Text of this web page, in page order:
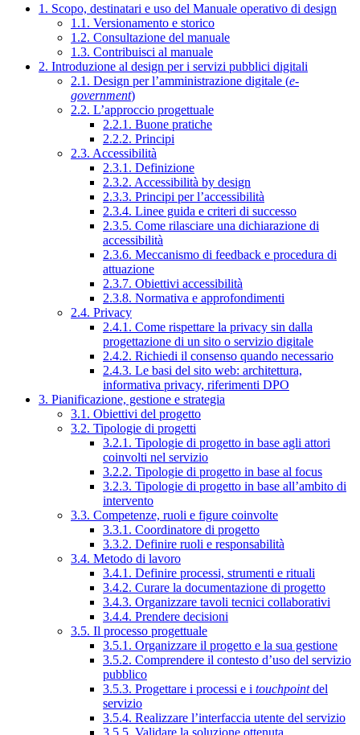
1. Scopo, destinatari e uso del Manuale operativo di design
1.1. Versionamento e storico
1.2. Consultazione del manuale
1.3. Contribuisci al manuale
2. Introduzione al design per i servizi pubblici digitali
2.1. Design per l’amministrazione digitale (e-
government)
2.2. L’approccio progettuale
2.2.1. Buone pratiche
2.2.2. Principi
2.3. Accessibilità
2.3.1. Definizione
2.3.2. Accessibilità by design
2.3.3. Principi per l’accessibilità
2.3.4. Linee guida e criteri di successo
2.3.5. Come rilasciare una dichiarazione di
accessibilità
2.3.6. Meccanismo di feedback e procedura di
attuazione
2.3.7. Obiettivi accessibilità
2.3.8. Normativa e approfondimenti
2.4. Privacy
2.4.1. Come rispettare la privacy sin dalla
progettazione di un sito o servizio digitale
2.4.2. Richiedi il consenso quando necessario
2.4.3. Le basi del sito web: architettura,
informativa privacy, riferimenti DPO
3. Pianificazione, gestione e strategia
3.1. Obiettivi del progetto
3.2. Tipologie di progetti
3.2.1. Tipologie di progetto in base agli attori
coinvolti nel servizio
3.2.2. Tipologie di progetto in base al focus
3.2.3. Tipologie di progetto in base all’ambito di
intervento
3.3. Competenze, ruoli e figure coinvolte
3.3.1. Coordinatore di progetto
3.3.2. Definire ruoli e responsabilità
3.4. Metodo di lavoro
3.4.1. Definire processi, strumenti e rituali
3.4.2. Curare la documentazione di progetto
3.4.3. Organizzare tavoli tecnici collaborativi
3.4.4. Prendere decisioni
3.5. Il processo progettuale
3.5.1. Organizzare il progetto e la sua gestione
3.5.2. Comprendere il contesto d’uso del servizio
pubblico
3.5.3. Progettare i processi e i touchpointdel
servizio
3.5.4. Realizzare l’interfaccia utente del servizio
3.5.5. Validare la soluzione ottenuta